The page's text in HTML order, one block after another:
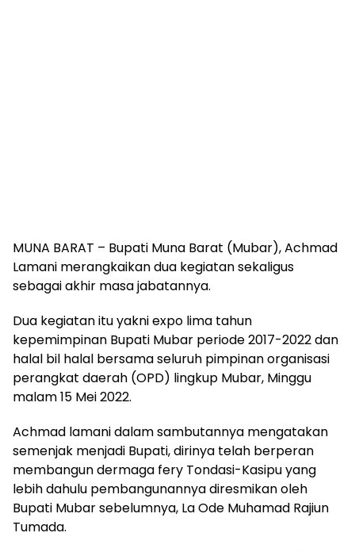
MUNA BARAT – Bupati Muna Barat (Mubar), Achmad
Lamani merangkaikan dua kegiatan sekaligus
sebagai akhir masa jabatannya.
Dua kegiatan itu yakni expo lima tahun
kepemimpinan Bupati Mubar periode 2017-2022 dan
halal bil halal bersama seluruh pimpinan organisasi
perangkat daerah (OPD) lingkup Mubar, Minggu
malam 15 Mei 2022.
Achmad lamani dalam sambutannya mengatakan
semenjak menjadi Bupati, dirinya telah berperan
membangun dermaga fery Tondasi-Kasipu yang
lebih dahulu pembangunannya diresmikan oleh
Bupati Mubar sebelumnya, La Ode Muhamad Rajiun
Tumada.